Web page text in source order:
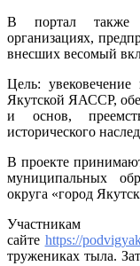
В портал также
организациях,
внесших весомый
Цель:
Якутской ЯАССР,
и основ,
исторического
В проекте
муниципальных
округа «город
сайте https://
тружениках тыла.